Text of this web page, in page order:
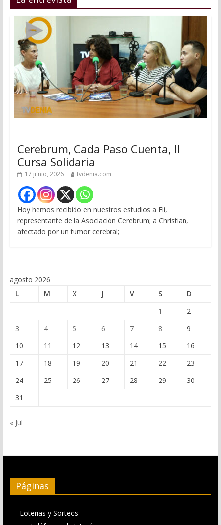
Cerebrum, Cada Paso Cuenta, II
Cursa Solidaria
17 junio, 2026 tvdenia.com
Hoy hemos recibido en nuestros estudios a Eli,
representante de la Asociación Cerebrum; a Christian,
afectado por un tumor cerebral;
agosto 2026
L
M X J V S
D
1
2
3
4 5 6 7 8
9
10
11 12 13 14 15
16
17
18 19 20 21 22
23
24
25 26 27 28 29
30
31
« Jul
Páginas
Loterias y Sorteos